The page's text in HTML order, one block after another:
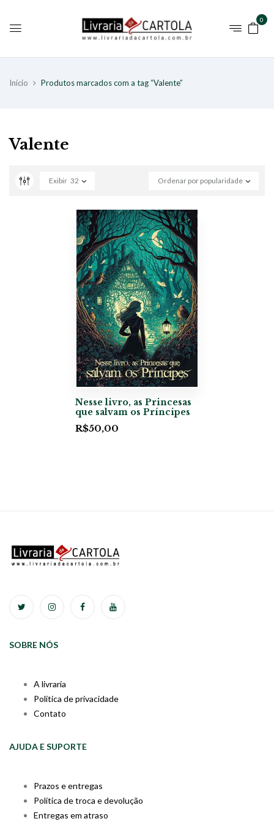
0
Início Produtos marcados com a tag “Valente”
Valente
Ordenar por popularidade
Exibir 32
Nesse livro, as Princesas
que salvam os Príncipes
R$50,00
SOBRE NÓS
A livraria
Política de privacidade
Contato
AJUDA E SUPORTE
Prazos e entregas
Política de troca e devolução
Entregas em atraso